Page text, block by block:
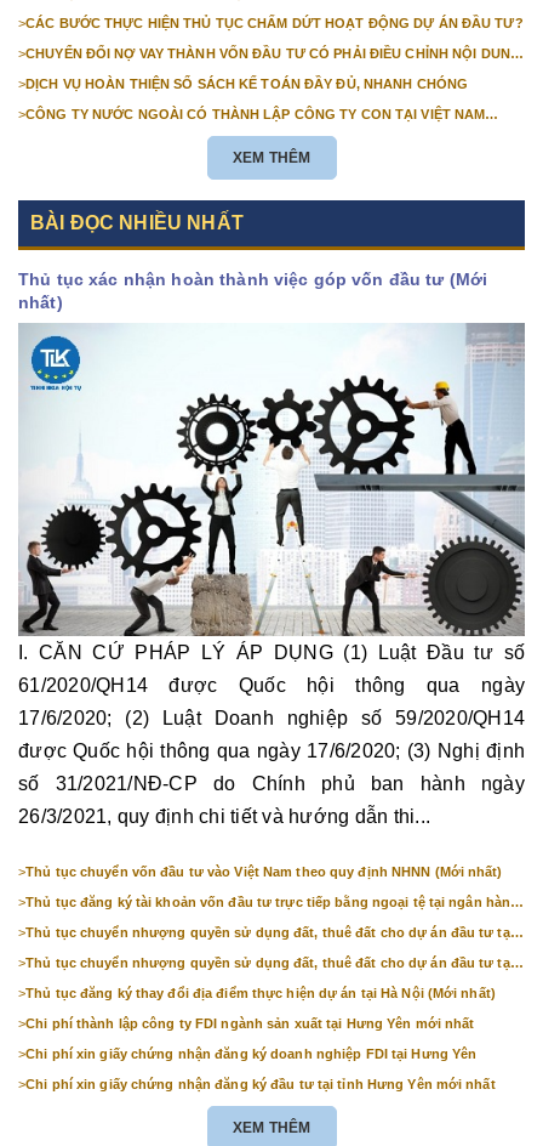
>CÁC BƯỚC THỰC HIỆN THỦ TỤC CHẤM DỨT HOẠT ĐỘNG DỰ ÁN ĐẦU TƯ?
>CHUYỂN ĐỔI NỢ VAY THÀNH VỐN ĐẦU TƯ CÓ PHẢI ĐIỀU CHỈNH NỘI DUNG
>DỊCH VỤ HOÀN THIỆN SỔ SÁCH KẾ TOÁN ĐẦY ĐỦ, NHANH CHÓNG
>CÔNG TY NƯỚC NGOÀI CÓ THÀNH LẬP CÔNG TY CON TẠI VIỆT NAM
XEM THÊM
BÀI ĐỌC NHIỀU NHẤT
Thủ tục xác nhận hoàn thành việc góp vốn đầu tư (Mới
nhất)
I. CĂN CỨ PHÁP LÝ ÁP DỤNG (1) Luật Đầu tư số
61/2020/QH14 được Quốc hội thông qua ngày
17/6/2020; (2) Luật Doanh nghiệp số 59/2020/QH14
được Quốc hội thông qua ngày 17/6/2020; (3) Nghị định
số 31/2021/NĐ-CP do Chính phủ ban hành ngày
26/3/2021, quy định chi tiết và hướng dẫn thi...
>Thủ tục chuyển vốn đầu tư vào Việt Nam theo quy định NHNN (Mới nhất)
>Thủ tục đăng ký tài khoản vốn đầu tư trực tiếp bằng ngoại tệ tại ngân hàng
>Thủ tục chuyển nhượng quyền sử dụng đất, thuê đất cho dự án đầu tư tại
>Thủ tục chuyển nhượng quyền sử dụng đất, thuê đất cho dự án đầu tư tại
>Thủ tục đăng ký thay đổi địa điểm thực hiện dự án tại Hà Nội (Mới nhất)
>Chi phí thành lập công ty FDI ngành sản xuất tại Hưng Yên mới nhất
>Chi phí xin giấy chứng nhận đăng ký doanh nghiệp FDI tại Hưng Yên
>Chi phí xin giấy chứng nhận đăng ký đầu tư tại tỉnh Hưng Yên mới nhất
XEM THÊM